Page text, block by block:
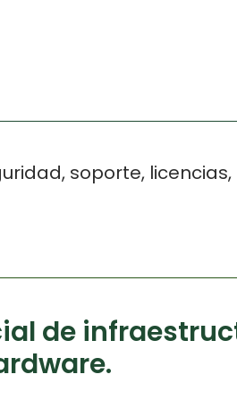
soporte,
de